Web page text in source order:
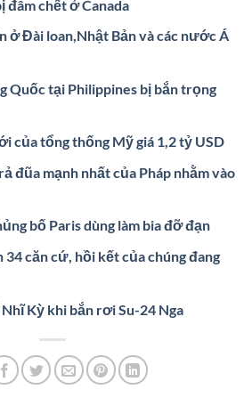
chết ở Canada
ở Đài loan,Nhật Bản và các nước Á
Quốc tại Philippines bị bắn trọng
của tổng thống Mỹ giá 1,2 tỷ USD
đũa mạnh nhất của Pháp nhằm vào
bố Paris dùng làm bia đỡ đạn
34 căn cứ, hồi kết của chúng đang
Kỳ khi bắn rơi Su-24 Nga